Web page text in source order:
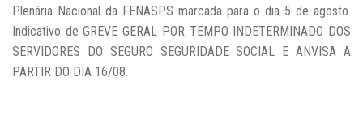
Plenária Nacional da FENASPS marcada para o dia 5 de agosto.
Indicativo de GREVE GERAL POR TEMPO INDETERMINADO DOS
SERVIDORES DO SEGURO SEGURIDADE SOCIAL E ANVISA A
PARTIR DO DIA 16/08.